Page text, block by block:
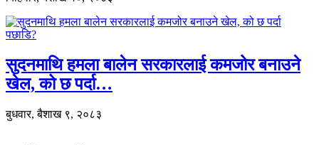
सुदनमाथि हमला बालेन सरकारलाई कमजोर बनाउने
खेल, को छ पर्दा…
बुधवार, बैशाख ९, २०८३